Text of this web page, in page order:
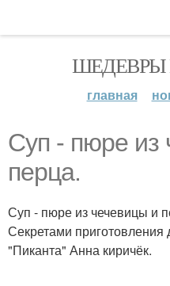
ШЕДЕВРЫ
главная
Суп - пюре из
перца.
Суп - пюре из чечевицы и
Секретами
"Пиканта" Анна киричёк.